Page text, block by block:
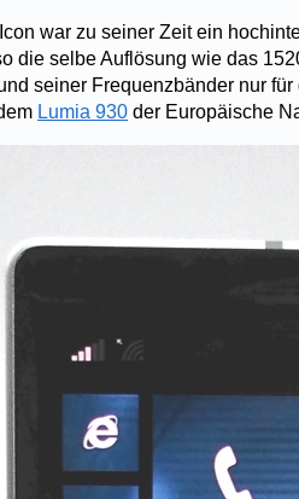
war zu seiner Zeit ein
die selbe Auflösung wie das
seiner Frequenzbänder nur
Lumia 930 der Europäische